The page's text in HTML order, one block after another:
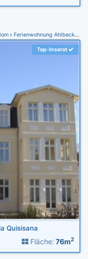
Ferienwohnung Ahlbeck (Usedom)
Top-Inserat
Quisisana
Fläche: 76m2